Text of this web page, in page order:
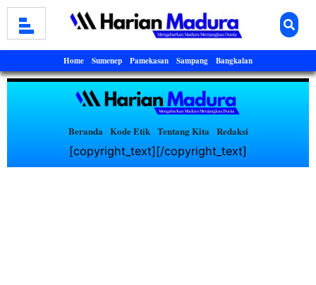
Home Sumenep Pamekasan Sampang Bangkalan
Beranda Kode Etik Tentang Kita Redaksi
[copyright_text][/copyright_text]